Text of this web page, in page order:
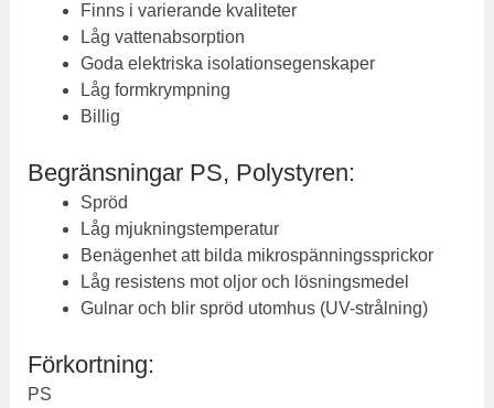
Finns i varierande kvaliteter
Låg vattenabsorption
Goda elektriska isolationsegenskaper
Låg formkrympning
Billig
Begränsningar PS, Polystyren:
Spröd
Låg mjukningstemperatur
Benägenhet att bilda mikrospänningssprickor
Låg resistens mot oljor och lösningsmedel
Gulnar och blir spröd utomhus (UV-strålning)
Förkortning:
PS